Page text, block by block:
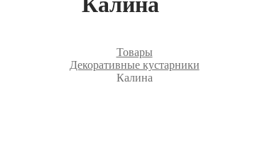
Товары
Декоративные кустарники
Калина